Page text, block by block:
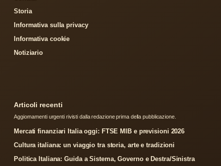
Storia
Informativa sulla privacy
Informativa cookie
Notiziario
Articoli recenti
Aggiornamenti urgenti rivisti dalla redazione prima della pubblicazione.
Mercati finanziari Italia oggi: FTSE MIB e previsioni 2026
Cultura italiana: un viaggio tra storia, arte e tradizioni
Politica Italiana: Guida a Sistema, Governo e Destra/Sinistra